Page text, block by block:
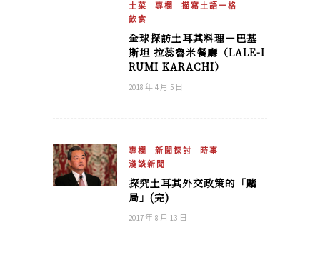
土菜 專欄
描寫土語一格
飲食
全球探訪土耳其料理－巴基
斯坦 拉蕊魯米餐廳（LALE-I
RUMI KARACHI）
2018 年 4 月 5 日
專欄 新聞探討
時事
淺談新聞
探究土耳其外交政策的「賭
局」(完)
2017 年 8 月 13 日